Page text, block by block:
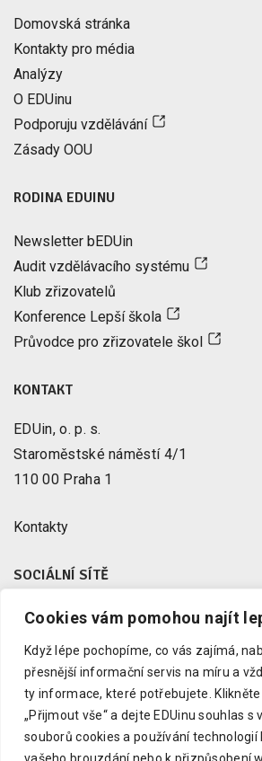
Cookies vám pomohou najít
Když lépe pochopíme, co vás zajímá,
přesnější informační servis na míru a
ty informace, které potřebujete.
„Přijmout vše“ a dejte EDUinu souhlas s
souborů cookies a používání technologií
Domovská stránka
Kontakty pro média
Analýzy
O EDUinu
Podporuju vzdělávání
Zásady OOU
RODINA EDUINU
Newsletter bEDUin
Audit vzdělávacího systému
Klub zřizovatelů
Konference Lepší škola
Průvodce pro zřizovatele škol
KONTAKT
EDUin, o. p. s.
Staroměstské náměstí 4/1
110 00 Praha 1
Kontakty
SOCIÁLNÍ SÍTĚ
Facebook
Instagram
Youtube
LinkedIn